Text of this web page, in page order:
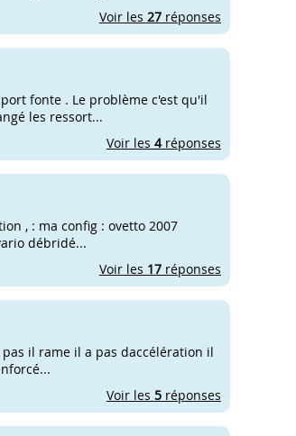
Voir les 27réponses
fonte . Le problème c'est qu'il
les ressort...
Voir les 4réponses
, : ma config : ovetto 2007
débridé...
Voir les 17réponses
il rame il a pas daccélération il
Voir les 5réponses